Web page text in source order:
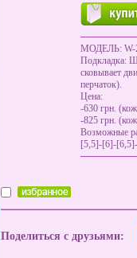
МОДЕЛЬ: W-
Подкладка:
сковывает
перчаток).
Цена:
-630 грн.
-825 грн.
Возможные
[5,5]-[6]-
Поделиться с друзьями: